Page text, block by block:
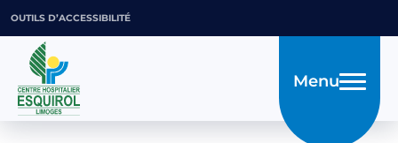
OUTILS D’ACCESSIBILITÉ
Menu